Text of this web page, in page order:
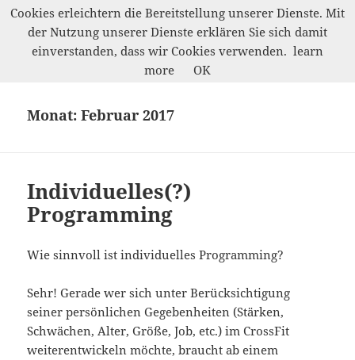
Marco Petrik
Monat:Februar 2017
Individuelles(?)
Programming
Wie sinnvoll ist individuelles Programming?
Sehr! Gerade wer sich unter Berücksichtigung
seiner persönlichen Gegebenheiten (Stärken,
Schwächen, Alter, Größe, Job, etc.) im CrossFit
weiterentwickeln möchte, braucht ab einem
Cookies erleichtern die Bereitstellung unserer Dienste. Mit
der Nutzung unserer Dienste erklären Sie sich damit
einverstanden, dass wir Cookies verwenden. learn
more
OK